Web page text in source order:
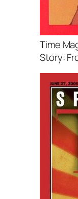
Time
Story: